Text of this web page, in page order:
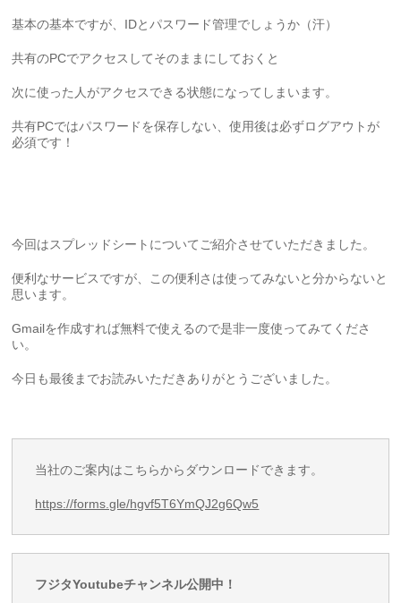
基本の基本ですが、IDとパスワード管理でしょうか（汗）
共有のPCでアクセスしてそのままにしておくと
次に使った人がアクセスできる状態になってしまいます。
共有PCではパスワードを保存しない、使用後は必ずログアウトが
必須です！
今回はスプレッドシートについてご紹介させていただきました。
便利なサービスですが、この便利さは使ってみないと分からないと
思います。
Gmailを作成すれば無料で使えるので是非一度使ってみてくださ
い。
今日も最後までお読みいただきありがとうございました。
当社のご案内はこちらからダウンロードできます。
https://forms.gle/hgvf5T6YmQJ2g6Qw5
フジタYoutubeチャンネル公開中！